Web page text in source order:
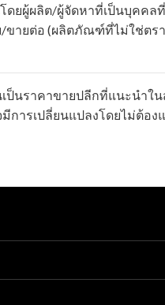
ดยผู้ผลิต/ผู้จัดหาที่เป็นบุคคล
/ขายต่อ (ผลิตภัณฑ์ที่ไม่ใช่ตร
ป็นราคาขายปลีกที่แนะนำใน
การเปลี่ยนแปลงโดยไม่ต้อง